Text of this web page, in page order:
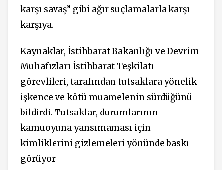
karşı savaş” gibi ağır suçlamalarla karşı
karşıya.
Kaynaklar, İstihbarat Bakanlığı ve Devrim
Muhafızları İstihbarat Teşkilatı
görevlileri, tarafından tutsaklara yönelik
işkence ve kötü muamelenin sürdüğünü
bildirdi. Tutsaklar, durumlarının
kamuoyuna yansımaması için
kimliklerini gizlemeleri yönünde baskı
görüyor.